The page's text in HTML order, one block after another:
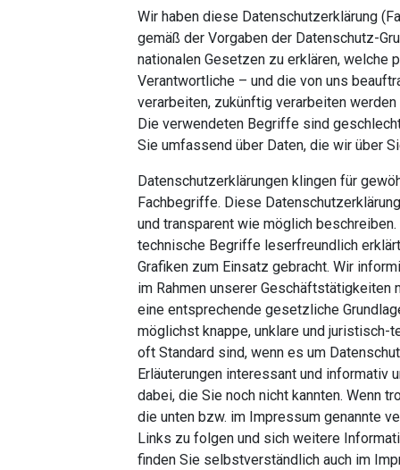
Wir haben diese Datenschutzerklärung
gemäß der Vorgaben der Datenschutz-
nationalen Gesetzen zu erklären, welche
Verantwortliche – und die von uns
verarbeiten, zukünftig verarbeiten
Die verwendeten Begriffe sind
Sie umfassend über Daten, die wir über
Datenschutzerklärungen klingen für
Fachbegriffe. Diese
und transparent wie möglich
technische Begriffe leserfreundlich
Grafiken zum Einsatz gebracht. Wir
im Rahmen unserer Geschäftstätigkeiten
eine entsprechende gesetzliche
möglichst knappe, unklare und juristisch-
oft Standard sind, wenn es um
Erläuterungen interessant und
dabei, die Sie noch nicht kannten. Wenn
die unten bzw. im Impressum genannte
Links zu folgen und sich weitere
finden Sie selbstverständlich auch im